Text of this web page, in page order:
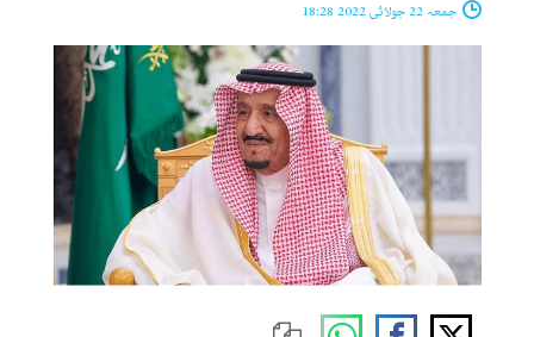
جمعہ 22 جولائی 2022 18:28